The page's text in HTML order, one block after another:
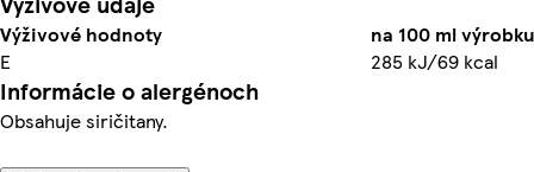
Výživové hodnoty
na 100 ml
E
285 kJ/69 kcal
Informácie o alergénoch
Obsahuje siričitany.